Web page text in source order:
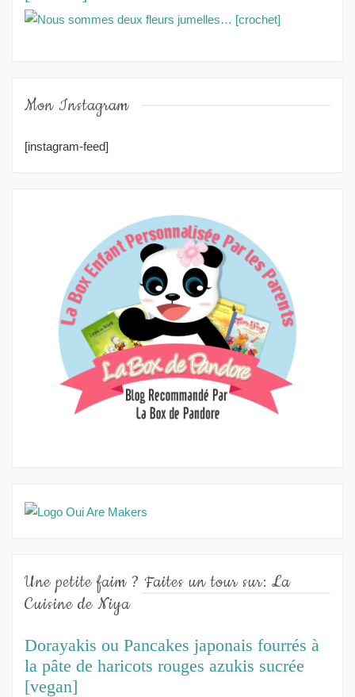
Mon Instagram
[instagram-feed]
Une petite faim ? Faites un tour sur: La
Cuisine de Niya
Dorayakis ou Pancakes japonais fourrés à
la pâte de haricots rouges azukis sucrée
[vegan]